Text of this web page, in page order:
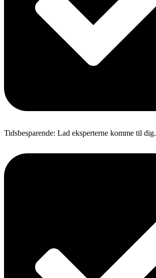
Tidsbesparende: Lad eksperterne komme til dig.